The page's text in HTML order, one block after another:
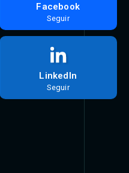
Facebook
Seguir
LinkedIn
Seguir